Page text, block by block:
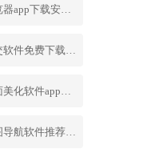
浏览器app下载安装免费官网
社交软件免费下载安装大全最新
桌面美化软件app下载安卓版
地图导航软件推荐下载安装手机版